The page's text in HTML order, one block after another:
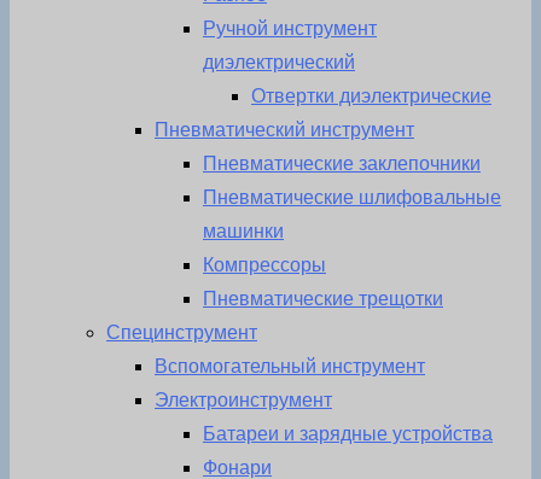
Ручной инструмент
диэлектрический
Отвертки диэлектрические
Пневматический инструмент
Пневматические заклепочники
Пневматические шлифовальные
машинки
Компрессоры
Пневматические трещотки
Специнструмент
Вспомогательный инструмент
Электроинструмент
Батареи и зарядные устройства
Фонари